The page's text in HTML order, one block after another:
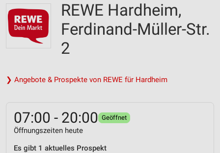
REWE Hardheim,
Ferdinand-Müller-Str.
2
❯ Angebote & Prospekte von REWE für Hardheim
07:00 - 20:00 Geöffnet
Öffnungszeiten heute
Es gibt 1 aktuelles Prospekt